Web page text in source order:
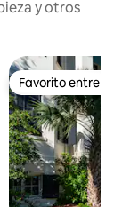
y otros
Favorito entre
Favorito entre